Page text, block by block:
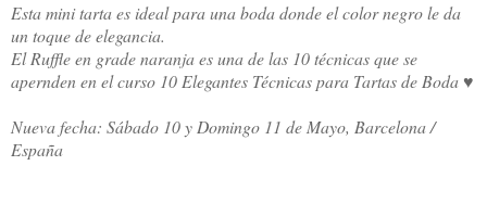
Esta mini tarta es ideal para una boda donde el color negro le da
un toque de elegancia.
El Ruffle en grade naranja es una de las 10 técnicas que se
apernden en el curso 10 Elegantes Técnicas para Tartas de Boda ♥
Nueva fecha: Sábado 10 y Domingo 11 de Mayo, Barcelona /
España